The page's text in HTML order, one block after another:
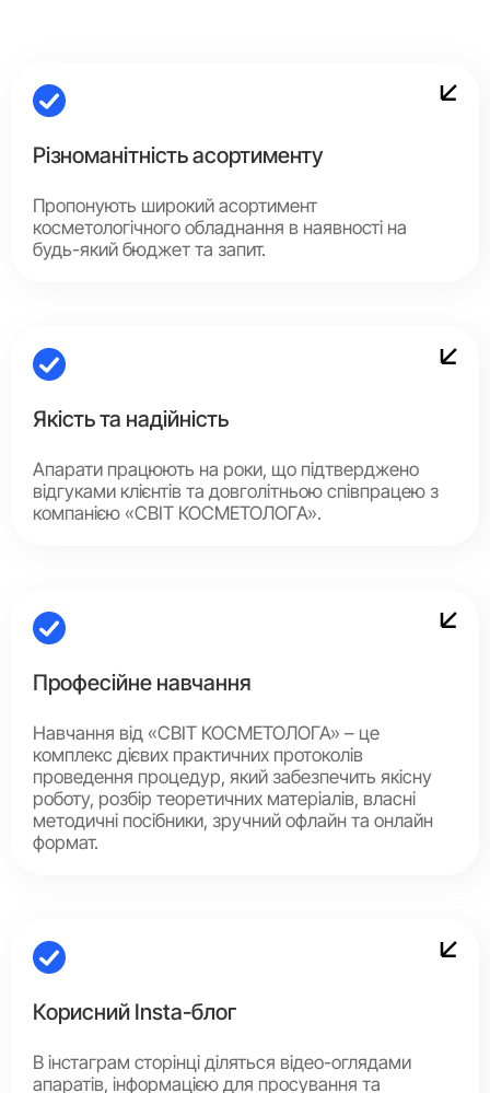
Різноманітність асортименту
Пропонують широкий асортимент
косметологічного обладнання в наявності на
будь-який бюджет та запит.
Якість та надійність
Апарати працюють на роки, що підтверджено
відгуками клієнтів та довголітньою співпрацею з
компанією «СВІТ КОСМЕТОЛОГА».
Професійне навчання
Навчання від «СВІТ КОСМЕТОЛОГА» – це
комплекс дієвих практичних протоколів
проведення процедур, який забезпечить якісну
роботу, розбір теоретичних матеріалів, власні
методичні посібники, зручний офлайн та онлайн
формат.
Корисний Insta-блог
В інстаграм сторінці діляться відео-оглядами
апаратів, інформацією для просування та